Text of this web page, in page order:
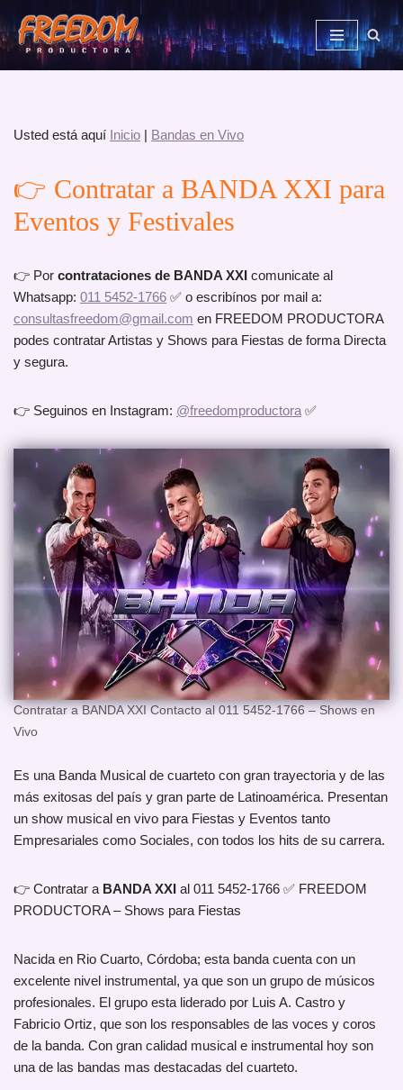
Saltar
al
Usted está aquí Inicio | Bandas en Vivo
👉 Contratar a BANDA XXI para
Eventos y Festivales
👉 Por contrataciones de BANDA XXI comunicate al
Whatsapp: 011 5452-1766 ✅ o escribínos por mail a:
consultasfreedom@gmail.com en FREEDOM PRODUCTORA
podes contratar Artistas y Shows para Fiestas de forma Directa
y segura.
👉 Seguinos en Instagram: @freedomproductora ✅
Contratar a BANDA XXI Contacto al 011 5452-1766 – Shows en
Vivo
Es una Banda Musical de cuarteto con gran trayectoria y de las
más exitosas del país y gran parte de Latinoamérica. Presentan
un show musical en vivo para Fiestas y Eventos tanto
Empresariales como Sociales, con todos los hits de su carrera.
👉 Contratar a BANDA XXI al 011 5452-1766 ✅ FREEDOM
PRODUCTORA – Shows para Fiestas
Nacida en Rio Cuarto, Córdoba; esta banda cuenta con un
excelente nivel instrumental, ya que son un grupo de músicos
profesionales. El grupo esta liderado por Luis A. Castro y
Fabricio Ortiz, que son los responsables de las voces y coros
de la banda. Con gran calidad musical e instrumental hoy son
una de las bandas mas destacadas del cuarteto.